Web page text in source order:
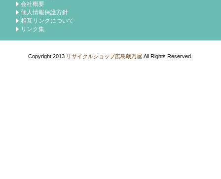
会社概要
個人情報保護方針
相互リンクについて
リンク集
Copyright 2013 リサイクルショップ広島蔵乃屋 All Rights Reserved.